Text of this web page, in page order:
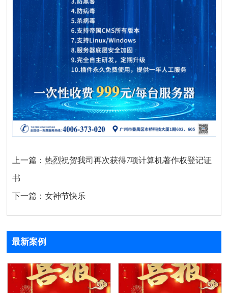
上一篇：热烈祝贺我司再次获得7项计算机著作权登记证
书
下一篇：女神节快乐
最新案例